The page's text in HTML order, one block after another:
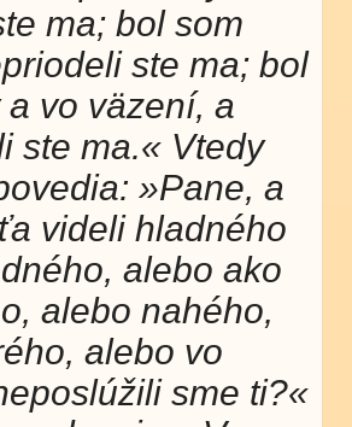
ma; bol som
ste ma; bol
vo väzení, a
ste ma.« Vtedy
»Pane, a
videli hladného
alebo ako
alebo nahého,
alebo vo
sme ti?«